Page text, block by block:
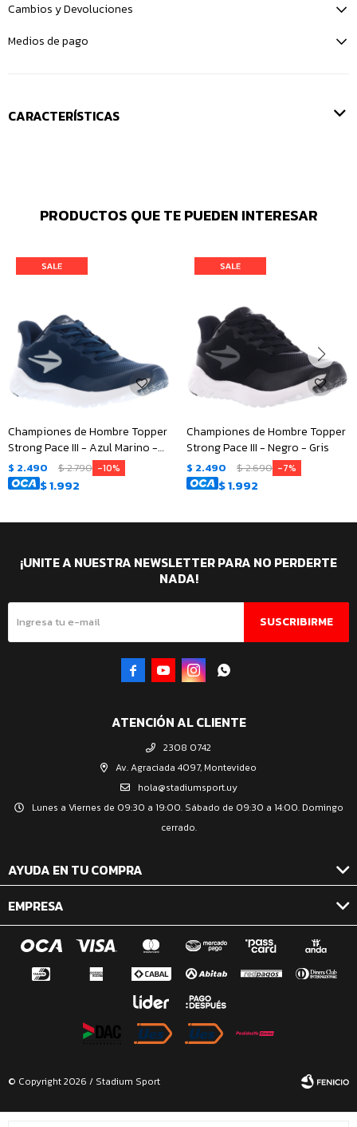
Cambios y Devoluciones
Medios de pago
CARACTERÍSTICAS
PRODUCTOS QUE TE PUEDEN INTERESAR
Championes de Hombre Topper
Strong Pace III - Azul Marino -
Gris
$ 2.490 $2.790 10
$1.992
Championes de Hombre Topper
Strong Pace III - Negro - Gris
$ 2.490 $2.690 7
$1.992
ATENCIÓN AL CLIENTE
2308 0742
Av. Agraciada 4097, Montevideo
hola@stadiumsport.uy
Lunes a Viernes de 09:30 a 19:00. Sábado de 09:30 a 14:00. Domingo
cerrado.
AYUDA EN TU COMPRA
EMPRESA
¡UNITE A NUESTRA NEWSLETTER PARA NO PERDERTE
NADA!
SUSCRIBIRME
   
© Copyright 2026 / Stadium Sport